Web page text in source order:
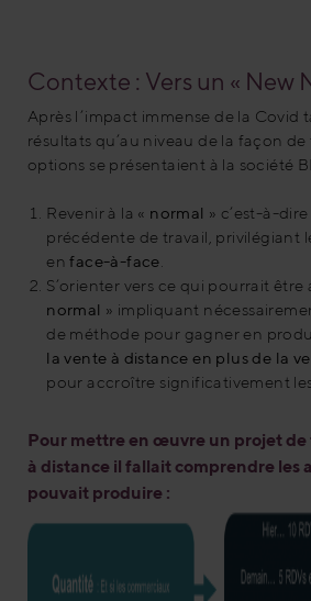
Contexte : Vers un « New
Après l’impact immense de la Covid
résultats qu’au niveau de la façon de
options se présentaient à la société
Revenir à la « normal » c’est-à-
précédente de travail, privilégiant
enface-à-face
S’orienter vers ce qui pourrait être
normal » impliquant
de méthode pour gagner en
la vente à distance en plus de la
pour accroître significativement
Pour mettre en œuvre un projet
à distance il fallait comprendre les
pouvait produire :